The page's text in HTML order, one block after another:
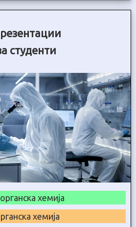
студенти
хемија
хемија